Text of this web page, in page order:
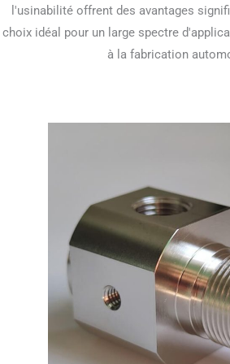
l'usinabilité offrent des avantages
choix idéal pour un large spectre
à la fabrication